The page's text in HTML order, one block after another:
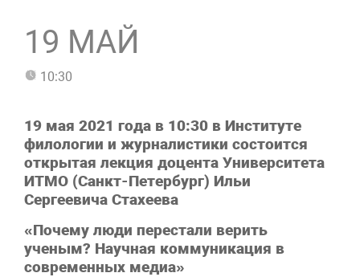
19 МАЙ
10:30
19 мая 2021 года в 10:30 в Институте
филологии и журналистики состоится
открытая лекция доцента Университета
ИТМО (Санкт-Петербург) Ильи
Сергеевича Стахеева
«Почему люди перестали верить
ученым? Научная коммуникация в
современных медиа»